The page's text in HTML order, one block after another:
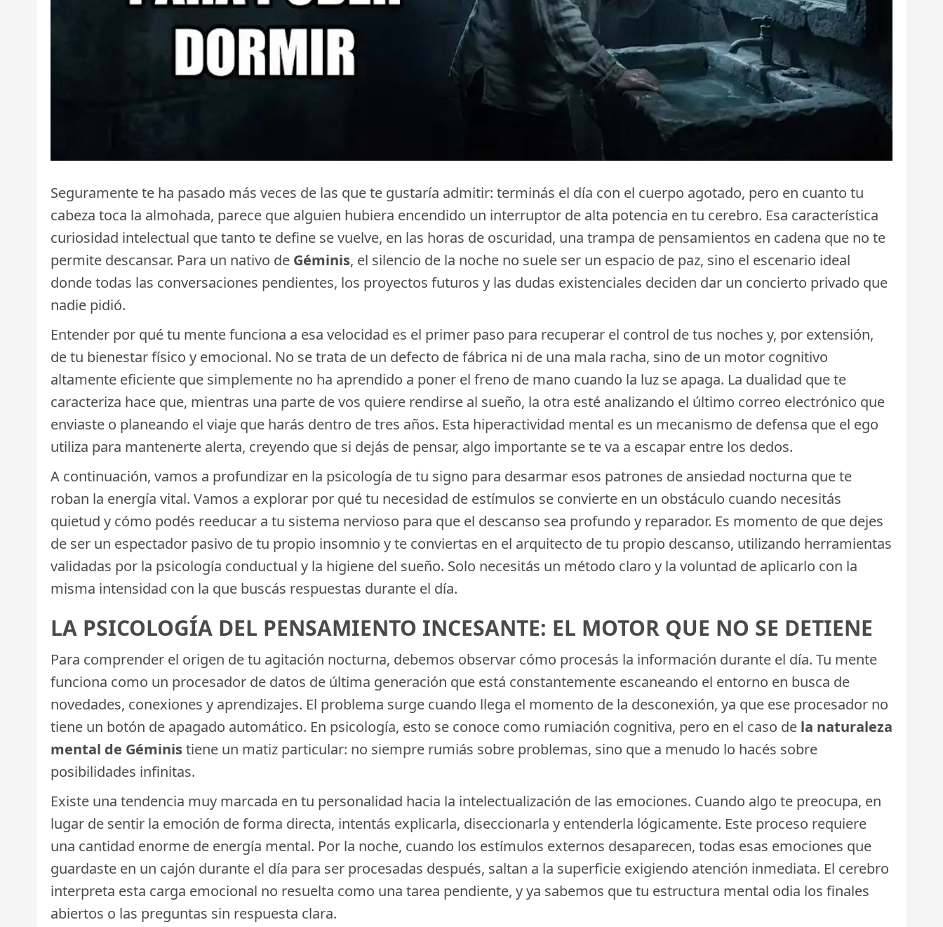
Seguramente te ha pasado más veces de las que te gustaría admitir: terminás el día con el cuerpo agotado, pero en cuanto tu
cabeza toca la almohada, parece que alguien hubiera encendido un interruptor de alta potencia en tu cerebro. Esa característica
curiosidad intelectual que tanto te define se vuelve, en las horas de oscuridad, una trampa de pensamientos en cadena que no te
permite descansar. Para un nativo de Géminis, el silencio de la noche no suele ser un espacio de paz, sino el escenario ideal
donde todas las conversaciones pendientes, los proyectos futuros y las dudas existenciales deciden dar un concierto privado que
nadie pidió.
Entender por qué tu mente funciona a esa velocidad es el primer paso para recuperar el control de tus noches y, por extensión,
de tu bienestar físico y emocional. No se trata de un defecto de fábrica ni de una mala racha, sino de un motor cognitivo
altamente eficiente que simplemente no ha aprendido a poner el freno de mano cuando la luz se apaga. La dualidad que te
caracteriza hace que, mientras una parte de vos quiere rendirse al sueño, la otra esté analizando el último correo electrónico que
enviaste o planeando el viaje que harás dentro de tres años. Esta hiperactividad mental es un mecanismo de defensa que el ego
utiliza para mantenerte alerta, creyendo que si dejás de pensar, algo importante se te va a escapar entre los dedos.
A continuación, vamos a profundizar en la psicología de tu signo para desarmar esos patrones de ansiedad nocturna que te
roban la energía vital. Vamos a explorar por qué tu necesidad de estímulos se convierte en un obstáculo cuando necesitás
quietud y cómo podés reeducar a tu sistema nervioso para que el descanso sea profundo y reparador. Es momento de que dejes
de ser un espectador pasivo de tu propio insomnio y te conviertas en el arquitecto de tu propio descanso, utilizando herramientas
validadas por la psicología conductual y la higiene del sueño. Solo necesitás un método claro y la voluntad de aplicarlo con la
misma intensidad con la que buscás respuestas durante el día.
LA PSICOLOGÍA DEL PENSAMIENTO INCESANTE: EL MOTOR QUE NO SE DETIENE
Para comprender el origen de tu agitación nocturna, debemos observar cómo procesás la información durante el día. Tu mente
funciona como un procesador de datos de última generación que está constantemente escaneando el entorno en busca de
novedades, conexiones y aprendizajes. El problema surge cuando llega el momento de la desconexión, ya que ese procesador no
tiene un botón de apagado automático. En psicología, esto se conoce como rumiación cognitiva, pero en el caso de la naturaleza
mental de Géministiene un matiz particular: no siempre rumiás sobre problemas, sino que a menudo lo hacés sobre
posibilidades infinitas.
Existe una tendencia muy marcada en tu personalidad hacia la intelectualización de las emociones. Cuando algo te preocupa, en
lugar de sentir la emoción de forma directa, intentás explicarla, diseccionarla y entenderla lógicamente. Este proceso requiere
una cantidad enorme de energía mental. Por la noche, cuando los estímulos externos desaparecen, todas esas emociones que
guardaste en un cajón durante el día para ser procesadas después, saltan a la superficie exigiendo atención inmediata. El cerebro
interpreta esta carga emocional no resuelta como una tarea pendiente, y ya sabemos que tu estructura mental odia los finales
abiertos o las preguntas sin respuesta clara.